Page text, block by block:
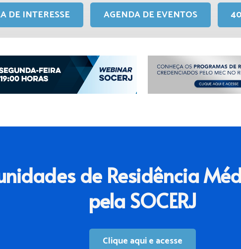
DE INTERESSE
AGENDA DE EVENTOS
de Residência
pela SOCERJ
Clique aqui e acesse